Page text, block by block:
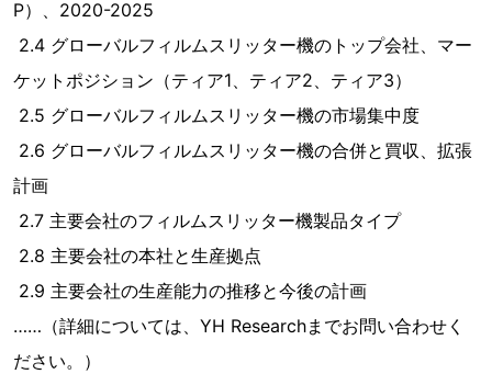
P）、2020-2025
2.4 グローバルフィルムスリッター機のトップ会社、マー
ケットポジション（ティア1、ティア2、ティア3）
2.5 グローバルフィルムスリッター機の市場集中度
2.6 グローバルフィルムスリッター機の合併と買収、拡張
計画
2.7 主要会社のフィルムスリッター機製品タイプ
2.8 主要会社の本社と生産拠点
2.9 主要会社の生産能力の推移と今後の計画
……（詳細については、YH Researchまでお問い合わせく
ださい。）